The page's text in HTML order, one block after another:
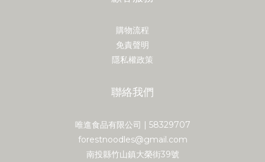
購物流程
免責聲明
隱私權政策
聯絡我們
唯進食品有限公司 | 58329707
forestnoodles@gmail.com
南投縣竹山鎮大榮街39號